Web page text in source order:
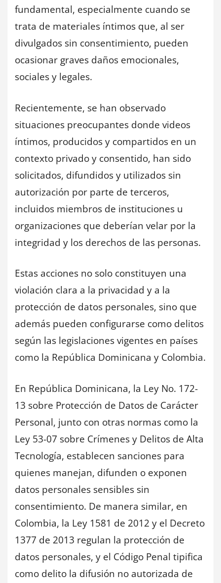
fundamental, especialmente cuando se
trata de materiales íntimos que, al ser
divulgados sin consentimiento, pueden
ocasionar graves daños emocionales,
sociales y legales.
Recientemente, se han observado
situaciones preocupantes donde videos
íntimos, producidos y compartidos en un
contexto privado y consentido, han sido
solicitados, difundidos y utilizados sin
autorización por parte de terceros,
incluidos miembros de instituciones u
organizaciones que deberían velar por la
integridad y los derechos de las personas.
Estas acciones no solo constituyen una
violación clara a la privacidad y a la
protección de datos personales, sino que
además pueden configurarse como delitos
según las legislaciones vigentes en países
como la República Dominicana y Colombia.
En República Dominicana, la Ley No. 172-
13 sobre Protección de Datos de Carácter
Personal, junto con otras normas como la
Ley 53-07 sobre Crímenes y Delitos de Alta
Tecnología, establecen sanciones para
quienes manejan, difunden o exponen
datos personales sensibles sin
consentimiento. De manera similar, en
Colombia, la Ley 1581 de 2012 y el Decreto
1377 de 2013 regulan la protección de
datos personales, y el Código Penal tipifica
como delito la difusión no autorizada de